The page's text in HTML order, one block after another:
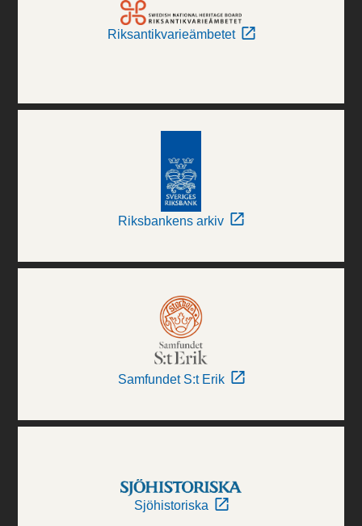
Riksantikvarieämbetet
Riksbankens arkiv
Samfundet S:t Erik
Sjöhistoriska